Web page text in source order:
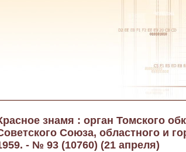
знамя : орган Томского
Союза, областного и
- № 93 (10760) (21 апреля)